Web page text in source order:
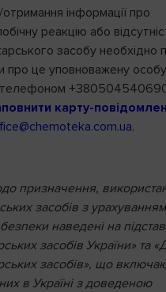
інформації про
реакцію або
засобу необхідно
про це уповноважену
карту-
.
призначення,
засобів з урахуванням
наведені на
засобів України» та
засобів», що
в Україні з доведеною